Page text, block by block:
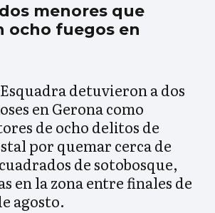
menores que
ocho fuegos en
detuvieron a dos
en Gerona como
de ocho delitos de
por quemar cerca de
de sotobosque,
en la zona entre finales de
agosto.